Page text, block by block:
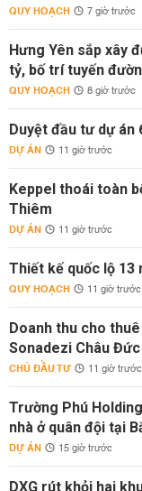
QUY HOẠCH 7 giờ trước
Hưng Yên sắp xây
tỷ, bố trí tuyến
QUY HOẠCH 8 giờ trước
Duyệt đầu tư dự án
DỰ ÁN 11 giờ trước
Keppel thoái toàn
Thiêm
DỰ ÁN 11 giờ trước
Thiết kế quốc lộ 13
QUY HOẠCH 11 giờ trước
Doanh thu cho
Sonadezi Châu
CHỦ ĐẦU TƯ 11 giờ trước
Trường Phú
nhà ở quân đội tại
DỰ ÁN 15 giờ trước
DXG rút khỏi hai